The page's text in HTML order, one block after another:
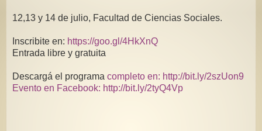
12,13 y 14 de julio, Facultad de Ciencias Sociales.
Inscribite en: https://goo.gl/4HkXnQ
Entrada libre y gratuita
Descargá el programa completo en: http://bit.ly/2szUon9
Evento en Facebook: http://bit.ly/2tyQ4Vp